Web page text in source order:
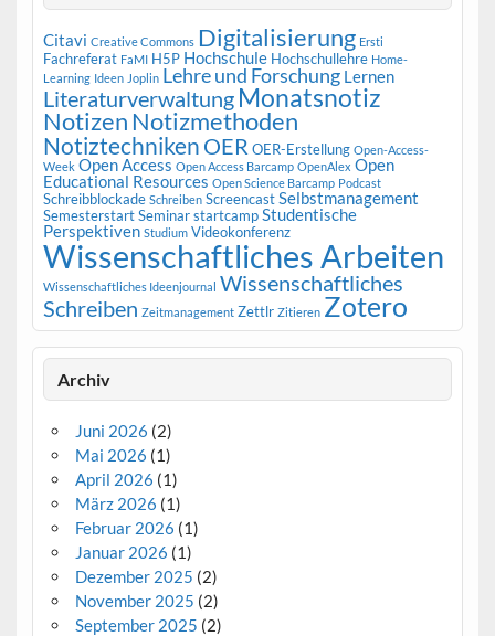
Citavi Creative Commons Digitalisierung Ersti
Fachreferat FaMI H5P Hochschule Hochschullehre Home-
Learning Ideen Joplin Lehre und Forschung Lernen
Literaturverwaltung Monatsnotiz
Notizen Notizmethoden
Notiztechniken OER OER-Erstellung Open-Access-
Week Open Access Open Access Barcamp OpenAlex Open
Educational Resources Open Science Barcamp Podcast
Schreibblockade Schreiben ScreencastSelbstmanagement
SemesterstartSeminarstartcampStudentische
Perspektiven Studium Videokonferenz
Wissenschaftliches Arbeiten
Wissenschaftliches Ideenjournal Wissenschaftliches
Schreiben Zeitmanagement Zettlr Zitieren Zotero
Archiv
Juni 2026 (2)
Mai 2026 (1)
April 2026 (1)
März 2026 (1)
Februar 2026 (1)
Januar 2026 (1)
Dezember 2025 (2)
November 2025 (2)
September 2025 (2)